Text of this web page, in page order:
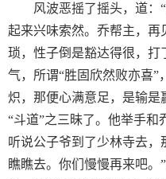
风波恶摇了摇头，道：
起来兴味索然。乔帮主，再
琐，性子倒是豁达得很，
气，所谓“胜固欣然败亦喜”
炽，那便心满意足，是输
“斗道”之三昧了。他举手和
听说公子爷到了少林寺去
瞧瞧去。你们慢慢再来吧。